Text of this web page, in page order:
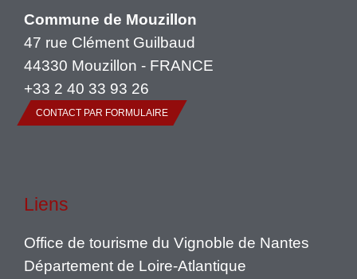
Commune de Mouzillon
47 rue Clément Guilbaud
44330 Mouzillon - FRANCE
+33 2 40 33 93 26
CONTACT PAR FORMULAIRE
Liens
Office de tourisme du Vignoble de Nantes
Département de Loire-Atlantique